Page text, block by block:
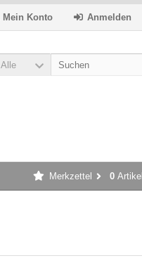
Anmelden
Mein Konto
Alle
Merkzettel 0 Artikel